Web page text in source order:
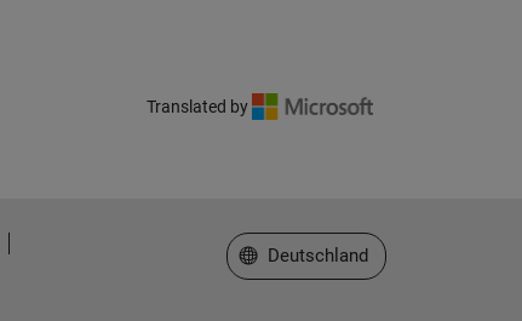
Translated by
Website auswählen
Deutschland